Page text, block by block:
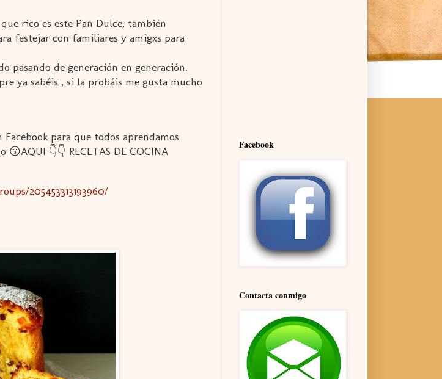
rico es este Pan Dulce, también
festejar con familiares y amigxs para
pasando de generación en generación.
ya sabéis , si la probáis me gusta mucho
para que todos aprendamos
😗AQUI 👇👇 RECETAS DE COCINA
205453313193960/
Facebook
Contacta conmigo